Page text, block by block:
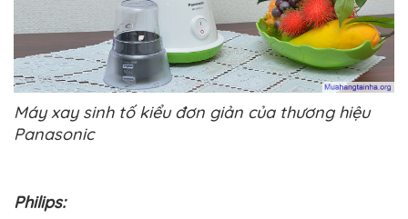
Máy xay sinh tố kiểu đơn giản của thương hiệu
Panasonic
Philips: